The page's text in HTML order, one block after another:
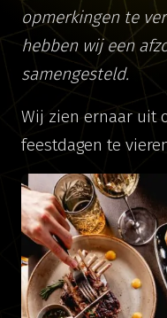
opmerkingen te
hebben wij een
samengesteld.
Wij zien ernaar uit
feestdagen te